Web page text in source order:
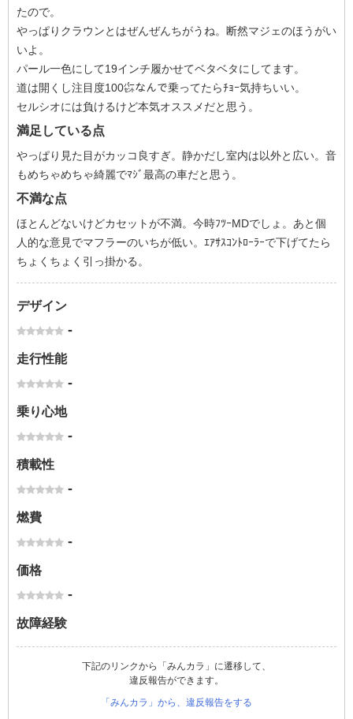
たので。
やっぱりクラウンとはぜんぜんちがうね。断然マジェのほうがい
いよ。
パール一色にして19インチ履かせてベタベタにしてます。
道は開くし注目度100㌫なんで乗ってたらﾁｮｰ気持ちいい。
セルシオには負けるけど本気オススメだと思う。
満足している点
やっぱり見た目がカッコ良すぎ。静かだし室内は以外と広い。音
もめちゃめちゃ綺麗でﾏｼﾞ最高の車だと思う。
不満な点
ほとんどないけどカセットが不満。今時ﾌﾂｰMDでしょ。あと個
人的な意見でマフラーのいちが低い。ｴｱｻｽｺﾝﾄﾛｰﾗｰで下げてたら
ちょくちょく引っ掛かる。
デザイン
-
走行性能
-
乗り心地
-
積載性
-
燃費
-
価格
-
故障経験
下記のリンクから「みんカラ」に遷移して、
違反報告ができます。
「みんカラ」から、違反報告をする